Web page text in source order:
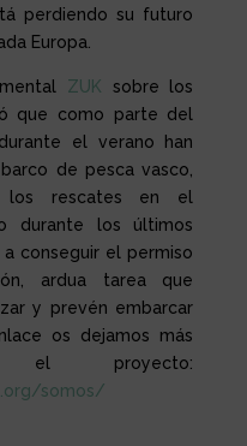
perdiendo su futuro
Europa.
ZUK sobre los
que como parte del
el verano han
de pesca vasco,
los rescates en el
durante los últimos
conseguir el permiso
ardua tarea que
y prevén embarcar
os dejamos más
el proyecto:
somos/